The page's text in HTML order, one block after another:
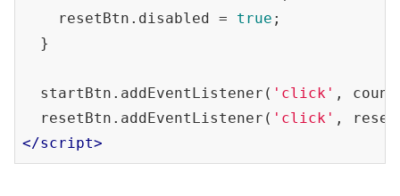
    resetBtn.disabled =
true ;
  }
  startBtn.addEventListener(
'click' ,
  resetBtn.addEventListener(
'click'
</script>